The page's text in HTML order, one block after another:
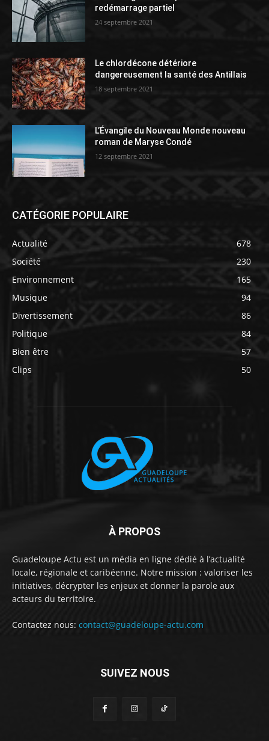
redémarrage partiel
24 septembre 2021
Le chlordécone détériore
dangereusement la santé des Antillais
18 septembre 2021
L’Évangile du Nouveau Monde nouveau
roman de Maryse Condé
12 septembre 2021
CATÉGORIE POPULAIRE
Actualité
678
Société
230
Environnement
165
Musique
94
Divertissement
86
Politique
84
Bien être
57
Clips
50
À PROPOS
Guadeloupe Actu est un média en ligne dédié à l’actualité
locale, régionale et caribéenne. Notre mission : valoriser les
initiatives, décrypter les enjeux et donner la parole aux
acteurs du territoire.
Contactez nous: contact@guadeloupe-actu.com
SUIVEZ NOUS